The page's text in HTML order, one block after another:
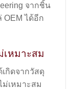
จากชิ้น
OEM ได้อีก
เหมาะสม
กิดจากวัสดุ
ม่เหมาะสม